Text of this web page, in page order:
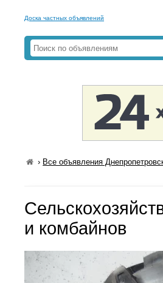
Доска частных объявлений
› Все объявления
и комбайнов